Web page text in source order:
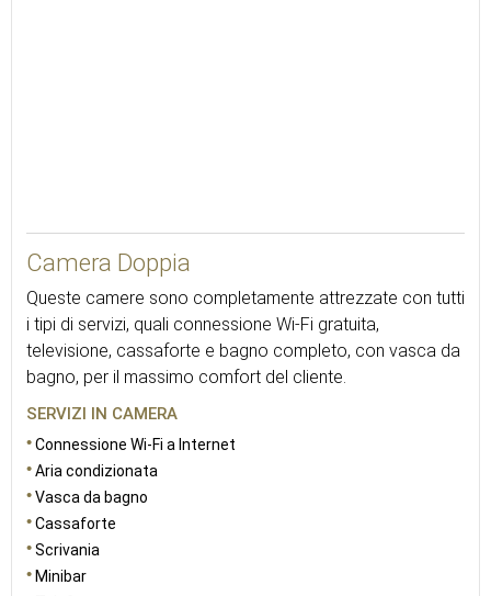
Camera Doppia
Queste camere sono completamente attrezzate con tutti
i tipi di servizi, quali connessione Wi-Fi gratuita,
televisione, cassaforte e bagno completo, con vasca da
bagno, per il massimo comfort del cliente.
SERVIZI IN CAMERA
Connessione Wi-Fi a Internet
Aria condizionata
Vasca da bagno
Cassaforte
Scrivania
Minibar